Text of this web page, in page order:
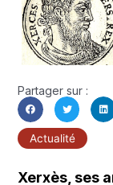
Partager sur :
Actualité
Xerxès, ses